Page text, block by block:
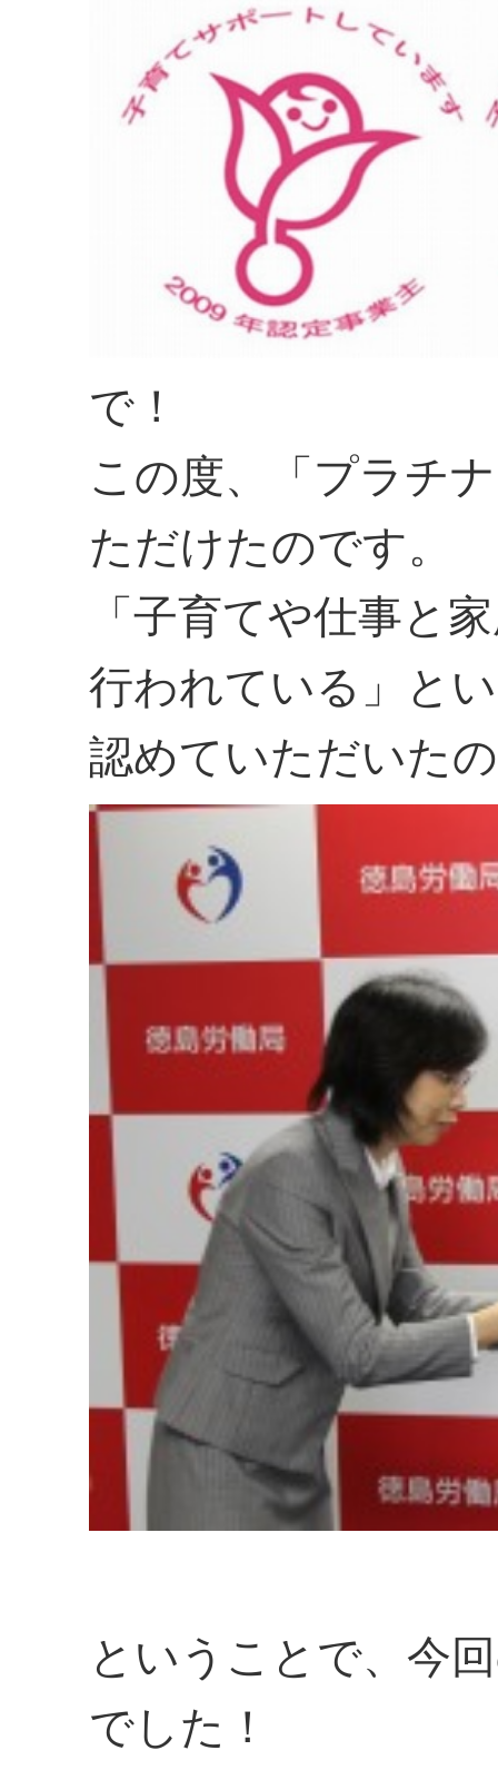
で！
この度、「プラチ
ただけたのです。
「子育てや仕事と
行われている」と
認めていただいた
ということで、今
でした！